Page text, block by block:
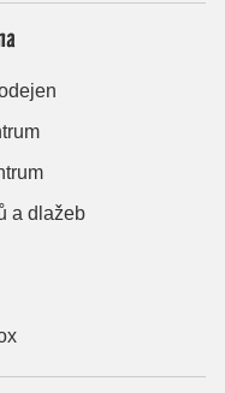
a dlažeb